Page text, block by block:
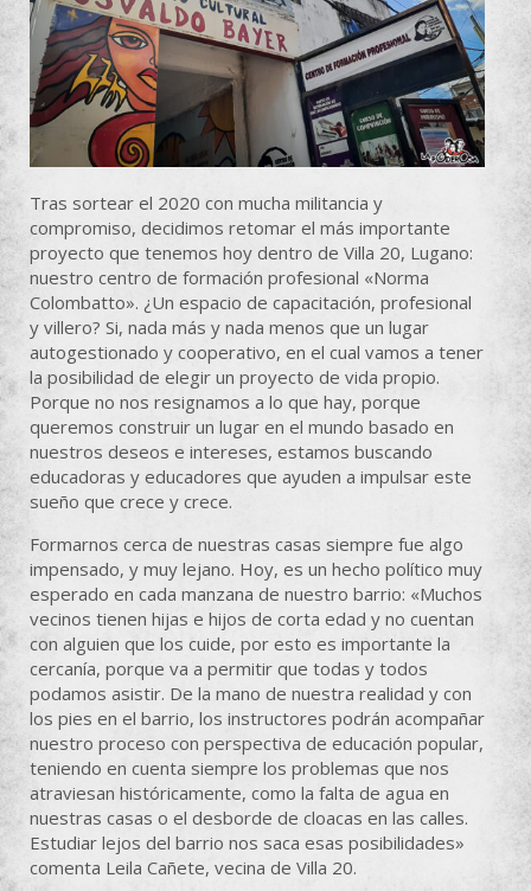
Tras sortear el 2020 con mucha militancia y
compromiso, decidimos retomar el más importante
proyecto que tenemos hoy dentro de Villa 20, Lugano:
nuestro centro de formación profesional «Norma
Colombatto». ¿Un espacio de capacitación, profesional
y villero? Si, nada más y nada menos que un lugar
autogestionado y cooperativo, en el cual vamos a tener
la posibilidad de elegir un proyecto de vida propio.
Porque no nos resignamos a lo que hay, porque
queremos construir un lugar en el mundo basado en
nuestros deseos e intereses, estamos buscando
educadoras y educadores que ayuden a impulsar este
sueño que crece y crece.
Formarnos cerca de nuestras casas siempre fue algo
impensado, y muy lejano. Hoy, es un hecho político muy
esperado en cada manzana de nuestro barrio: «Muchos
vecinos tienen hijas e hijos de corta edad y no cuentan
con alguien que los cuide, por esto es importante la
cercanía, porque va a permitir que todas y todos
podamos asistir. De la mano de nuestra realidad y con
los pies en el barrio, los instructores podrán acompañar
nuestro proceso con perspectiva de educación popular,
teniendo en cuenta siempre los problemas que nos
atraviesan históricamente, como la falta de agua en
nuestras casas o el desborde de cloacas en las calles.
Estudiar lejos del barrio nos saca esas posibilidades»
comenta Leila Cañete, vecina de Villa 20.